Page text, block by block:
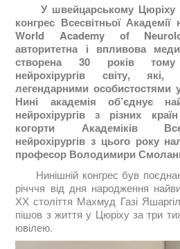
У швейцарському
конгрес Всесвітньої Академії
World Academy of
авторитетна і впливова
створена 30 років
нейрохірургів світу, які,
легендарними особистостями
Нині академія об’єднує
нейрохірургів з різних
когорти Академіків
нейрохірургів з цього року
професор Володимири
Нинішній конгрес був
річччя від дня народження
ХХ століття Махмуд Газі
пішов з життя у Цюріху за три
ювілею.